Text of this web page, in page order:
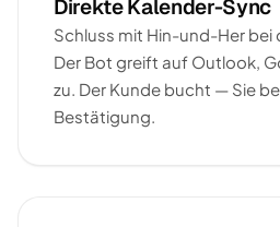
Direkte Kalender-Sync
Schluss mit Hin-und-Her bei
Der Bot greift auf Outlook,
zu. Der Kunde bucht — Sie
Bestätigung.